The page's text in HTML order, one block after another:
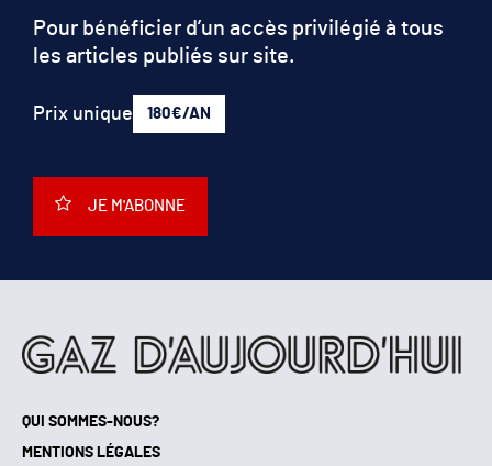
les articles publiés sur site.
180€/AN